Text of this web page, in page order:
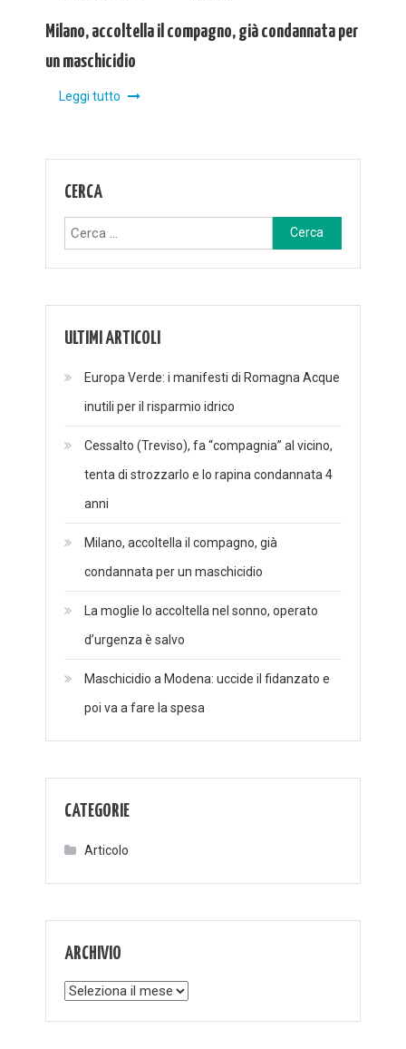
Milano, accoltella il compagno, già condannata per
un maschicidio
Leggi tutto
CERCA
Ricerca
per:
ULTIMI ARTICOLI
Europa Verde: i manifesti di Romagna Acque
inutili per il risparmio idrico
Cessalto (Treviso), fa “compagnia” al vicino,
tenta di strozzarlo e lo rapina condannata 4
anni
Milano, accoltella il compagno, già
condannata per un maschicidio
La moglie lo accoltella nel sonno, operato
d’urgenza è salvo
Maschicidio a Modena: uccide il fidanzato e
poi va a fare la spesa
CATEGORIE
Articolo
ARCHIVIO
Archivio